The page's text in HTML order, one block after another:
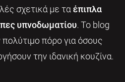
σχετικά με τα έπιπλα
υπνοδωματίου. Το blog
πόρο για όσους
την ιδανική κουζίνα.